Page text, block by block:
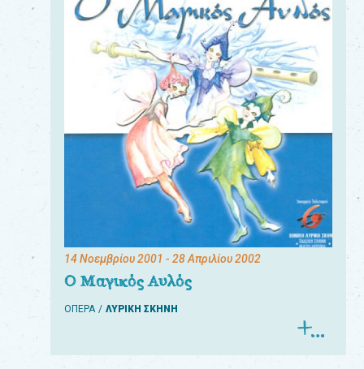
14 Νοεμβρίου 2001 - 28 Απριλίου 2002
Ο Μαγικός Αυλός
ΟΠΕΡΑ ΛΥΡΙΚΗ ΣΚΗΝΗ